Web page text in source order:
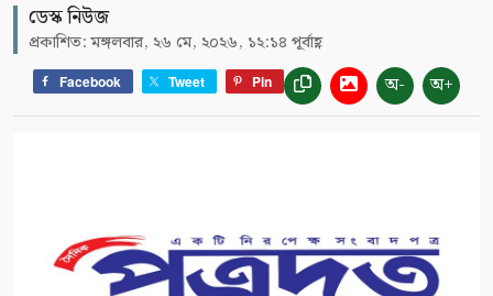
ডেস্ক নিউজ
প্রকাশিত: মঙ্গলবার, ২৬ মে, ২০২৬, ১২:১৪ পূর্বাহ্ণ
Facebook Tweet Pin অ- অ+